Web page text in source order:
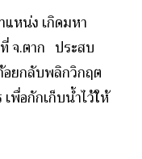
หน่ง เกิดมหา
จ.ตาก ประสบ
ยกลับพลิกวิกฤต
เพื่อกักเก็บน้ำไว้ให้